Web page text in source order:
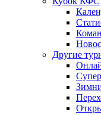
Другие